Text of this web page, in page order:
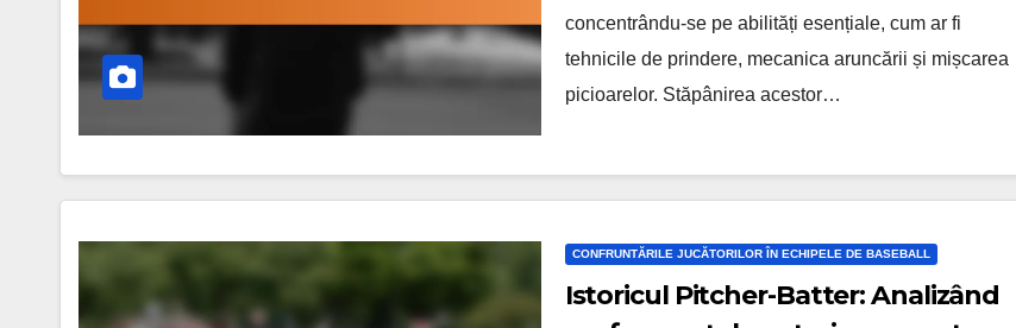
concentrându-se pe abilități esențiale, cum ar fi
tehnicile de prindere, mecanica aruncării și mișcarea
picioarelor. Stăpânirea acestor…
CONFRUNTĂRILE JUCĂTORILOR ÎN ECHIPELE DE BASEBALL
Istoricul Pitcher-Batter: Analizând